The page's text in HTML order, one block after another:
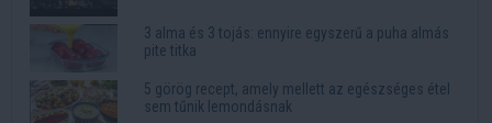
3 alma és 3 tojás: ennyire egyszerű a puha almás
pite titka
5 görög recept, amely mellett az egészséges étel
sem tűnik lemondásnak